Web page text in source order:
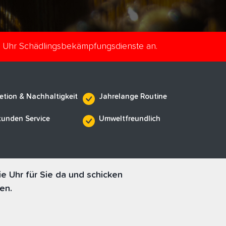
Schädlingsbekämpfungsdienste an.
& Nachhaltigkeit
Service
Jahrelange Routine
Umweltfreundlich
Uhr für Sie da und schicken